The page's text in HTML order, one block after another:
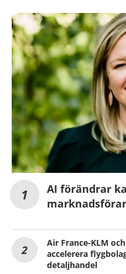
AI förändrar
Air France-KLM
accelerera
detaljhandel